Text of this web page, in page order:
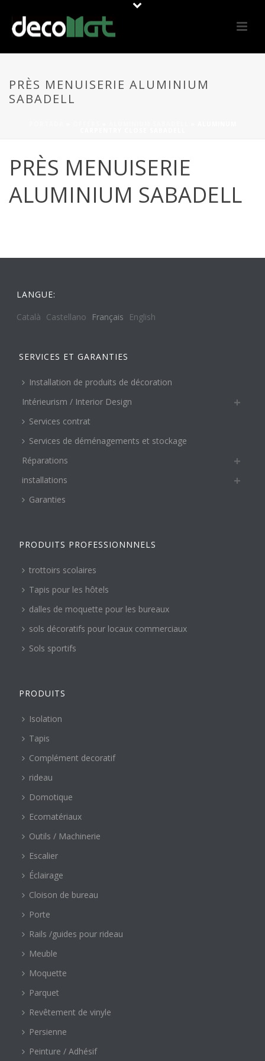
PRÈS MENUISERIE ALUMINIUM
SABADELL
PRÈS MENUISERIE
ALUMINIUM SABADELL
LANGUE:
Català Castellano Français English
SERVICES ET GARANTIES
Installation de produits de décoration
Intérieurism / Interior Design
Services contrat
Services de déménagements et stockage
Réparations
installations
Garanties
PRODUITS PROFESSIONNNELS
trottoirs scolaires
Tapis pour les hôtels
dalles de moquette pour les bureaux
sols décoratifs pour locaux commerciaux
Sols sportifs
PRODUITS
Isolation
Tapis
Complément decoratif
rideau
Domotique
Ecomatériaux
Outils / Machinerie
Escalier
Éclairage
Cloison de bureau
Porte
Rails /guides pour rideau
Meuble
Moquette
Parquet
Revêtement de vinyle
Persienne
Peinture / Adhésif